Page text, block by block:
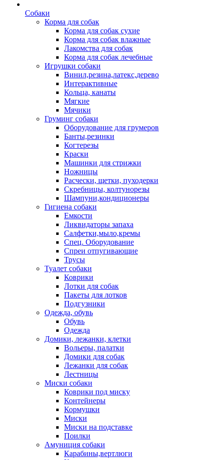
Собаки
Корма для собак
Корма для собак сухие
Корма для собак влажные
Лакомства для собак
Корма для собак лечебные
Игрушки собаки
Винил,резина,латекс,дерево
Интерактивные
Кольца, канаты
Мягкие
Мячики
Груминг собаки
Оборудование для грумеров
Банты,резинки
Когтерезы
Краски
Машинки для стрижки
Ножницы
Расчески, щетки, пуходерки
Скребницы, колтунорезы
Шампуни,кондиционеры
Гигиена собаки
Емкости
Ликвидаторы запаха
Салфетки,мыло,кремы
Спец. Оборудование
Спреи отпугивающие
Трусы
Туалет собаки
Коврики
Лотки для собак
Пакеты для лотков
Подгузники
Одежда, обувь
Обувь
Одежда
Домики, лежанки, клетки
Вольеры, палатки
Домики для собак
Лежанки для собак
Лестницы
Миски собаки
Коврики под миску
Контейнеры
Кормушки
Миски
Миски на подставке
Поилки
Амуниция собаки
Карабины,вертлюги